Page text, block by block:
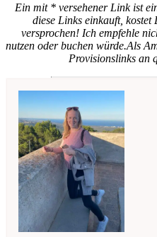
Ein mit * versehener Link ist
diese Links einkauft,
versprochen! Ich empfehle
nutzen oder buchen würde.Als
Provisionslinks an